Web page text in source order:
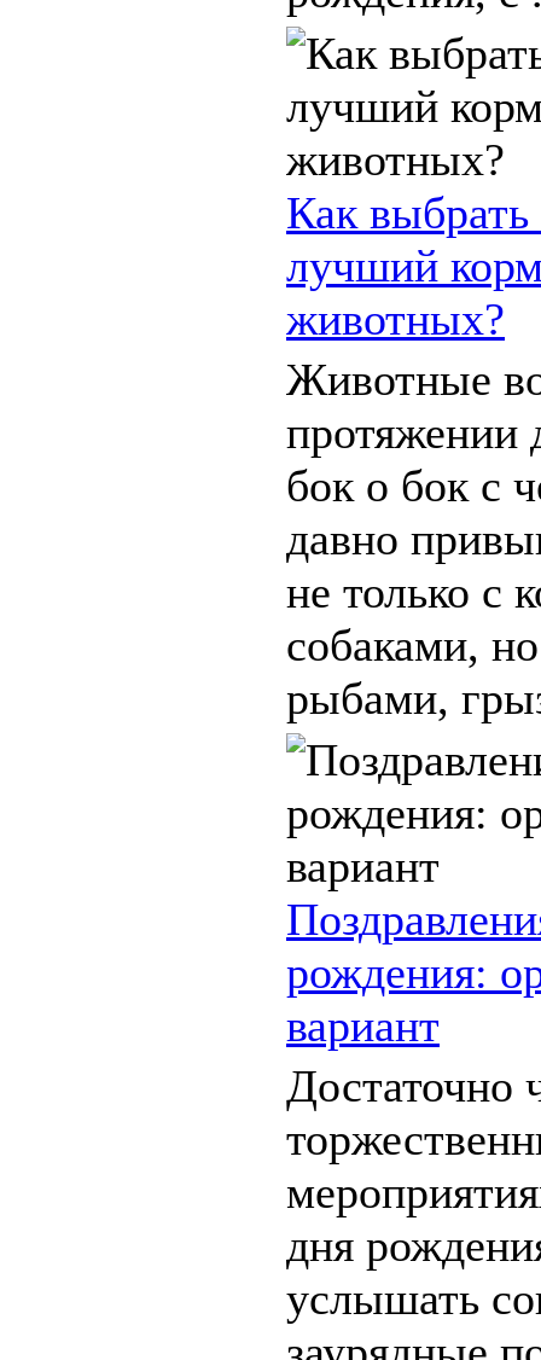
Как
лучший
животных?
Животные
протяжении
бок о бок с
давно
не только с
собаками,
рыбами,
рождения:
вариант
Достаточно
дня
услышать